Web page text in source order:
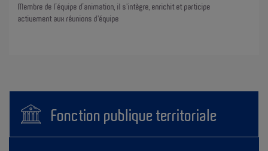
Membre de l’équipe d’animation, il s'intègre, enrichit et participe
activement aux réunions d'équipe
Accueils de loisirs de Faremoutiers, Pommeuse, Guérard et Dammartin
sur Tigeaux
Horaires d’ouverture des structures :
7h - 19h le mercredi
Fonction publique territoriale